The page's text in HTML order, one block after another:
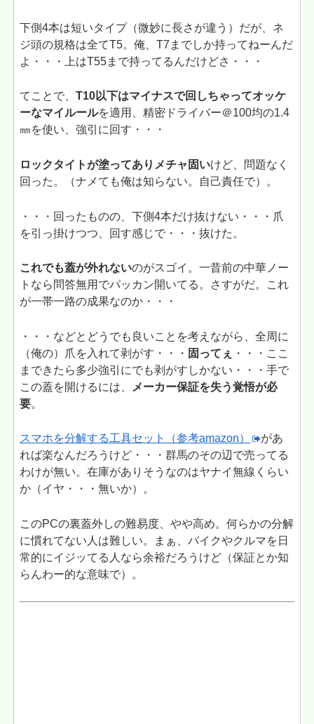
下側4本は短いタイプ（微妙に長さが違う）だが、ネ
ジ頭の規格は全てT5。俺、T7までしか持ってねーんだ
よ・・・上はT55まで持ってるんだけどさ・・・
てことで、T10以下はマイナスで回しちゃってオッケ
ーなマイルールを適用、精密ドライバー＠100均の1.4
㎜を使い、強引に回す・・・
ロックタイトが塗ってありメチャ固いけど、問題なく
回った。（ナメても俺は知らない。自己責任で）。
・・・回ったものの、下側4本だけ抜けない・・・爪
を引っ掛けつつ、回す感じで・・・抜けた。
これでも蓋が外れないのがスゴイ。一昔前の中華ノー
トなら問答無用でパッカン開いてる。さすがだ。これ
が一帯一路の成果なのか・・・
・・・などとどうでも良いことを考えながら、全周に
（俺の）爪を入れて剥がす・・・ 固ってぇ
・・・ここ
まできたら多少強引にでも剥がすしかない・・・手で
この蓋を開けるには、
メーカー保証を失う覚悟が必
要。
スマホを分解する工具セット（参考amazon）
があ
れば楽なんだろうけど・・・群馬のその辺で売ってる
わけが無い。在庫がありそうなのはヤナイ無線くらい
か（イヤ・・・無いか）。
このPCの裏蓋外しの難易度、やや高め。何らかの分解
に慣れてない人は難しい。まぁ、バイクやクルマを日
常的にイジッてる人なら余裕だろうけど（保証とか知
らんわー的な意味で）。